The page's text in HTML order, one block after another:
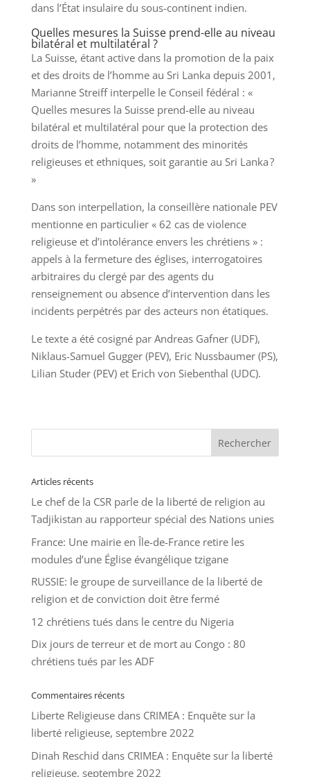
dans l’État insulaire du sous-continent indien.
Quelles mesures la Suisse prend-elle au niveau
bilatéral et multilatéral ?
La Suisse, étant active dans la promotion de la paix
et des droits de l’homme au Sri Lanka depuis 2001,
Marianne Streiff interpelle le Conseil fédéral : «
Quelles mesures la Suisse prend-elle au niveau
bilatéral et multilatéral pour que la protection des
droits de l’homme, notamment des minorités
religieuses et ethniques, soit garantie au Sri Lanka ?
»
Dans son interpellation, la conseillère nationale PEV
mentionne en particulier « 62 cas de violence
religieuse et d’intolérance envers les chrétiens » :
appels à la fermeture des églises, interrogatoires
arbitraires du clergé par des agents du
renseignement ou absence d’intervention dans les
incidents perpétrés par des acteurs non étatiques.
Le texte a été cosigné par Andreas Gafner (UDF),
Niklaus-Samuel Gugger (PEV), Eric Nussbaumer (PS),
Lilian Studer (PEV) et Erich von Siebenthal (UDC).
Articles récents
Le chef de la CSR parle de la liberté de religion au
Tadjikistan au rapporteur spécial des Nations unies
France: Une mairie en Île-de-France retire les
modules d’une Église évangélique tzigane
RUSSIE: le groupe de surveillance de la liberté de
religion et de conviction doit être fermé
12 chrétiens tués dans le centre du Nigeria
Dix jours de terreur et de mort au Congo : 80
chrétiens tués par les ADF
Commentaires récents
Liberte Religieusedans CRIMEA : Enquête sur la
liberté religieuse, septembre 2022
Dinah Reschid dans CRIMEA : Enquête sur la liberté
religieuse, septembre 2022